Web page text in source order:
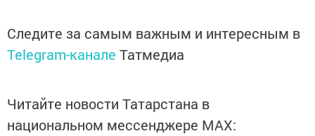
Следите за самым важным и интересным в
Telegram-канале Татмедиа
Читайте новости Татарстана в
национальном мессенджере MАХ: